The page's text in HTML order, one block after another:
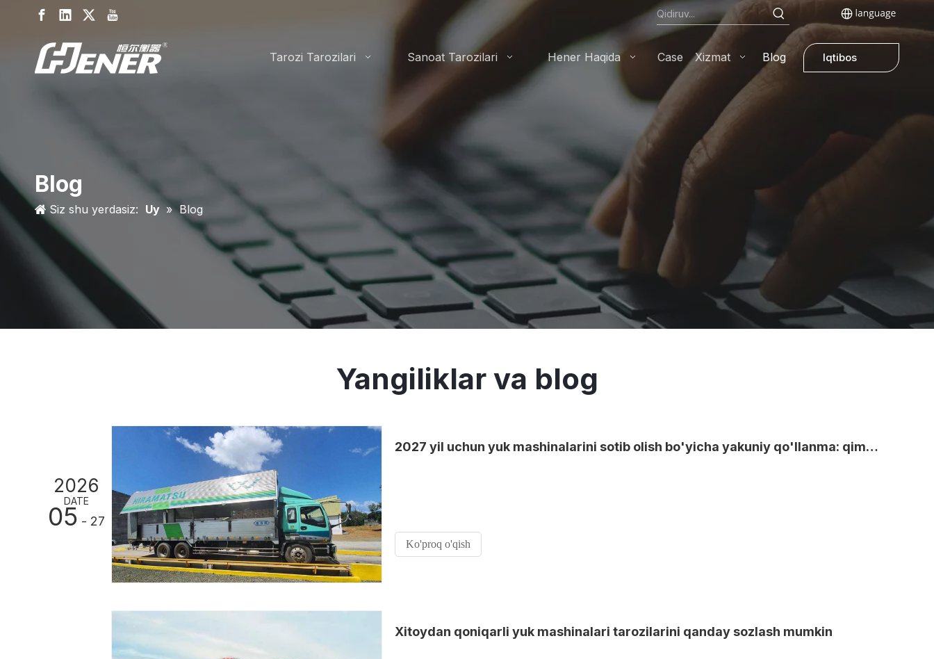
Tarozi Tarozilari Sanoat Tarozilari Hener Haqida Case Xizmat Blog Iqtibos
Blog
Siz shu yerdasiz: Uy » Blog
Yangiliklar va blog
2026
DATE
05 - 27
2027 yil uchun yuk mashinalarini sotib olish bo'yicha yakuniy qo'llanma: qimmat xatolardan saqlaning
Ko'proq o'qish
Xitoydan qoniqarli yuk mashinalari tarozilarini qanday sozlash mumkin